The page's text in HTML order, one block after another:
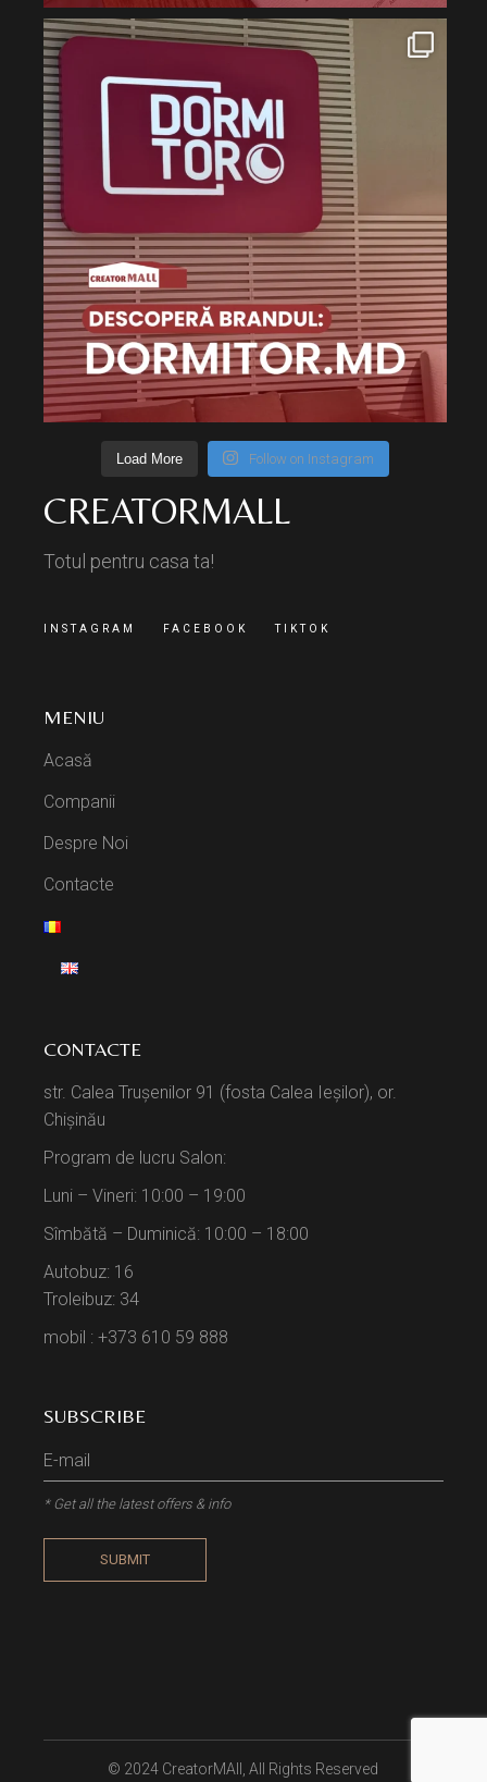
Load More Follow on Instagram
CREATORMALL
Totul pentru casa ta!
INSTAGRAM FACEBOOK TIKTOK
MENIU
Acasă
Companii
Despre Noi
Contacte
CONTACTE
str. Calea Trușenilor 91 (fosta Calea Ieșilor), or.
Chișinău
Program de lucru Salon:
Luni – Vineri: 10:00 – 19:00
Sîmbătă – Duminică: 10:00 – 18:00
Autobuz: 16
Troleibuz: 34
mobil : +373 610 59 888
SUBSCRIBE
* Get all the latest offers & info
SUBMIT
© 2024 CreatorMAll , All Rights Reserved